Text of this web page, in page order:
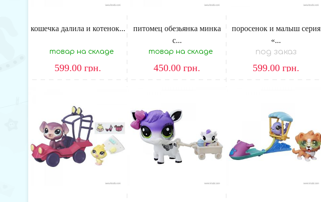
кошечка далила и котенок...
товар на складе
599.00 грн.
питомец обезьянка минка
с...
товар на складе
450.00 грн.
поросенок и малыш серия
«...
под заказ
599.00 грн.